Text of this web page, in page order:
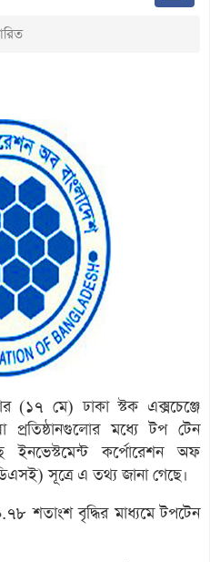
(১৭ মে) ঢাকা স্টক এক্সচেঞ্জে
মধ্যে টপ টেন
ইনভেস্টমেন্ট কর্পোরেশন অফ
সূত্রে এ তথ্য জানা গেছে।
শতাংশ বৃদ্ধির মাধ্যমে টপটেন